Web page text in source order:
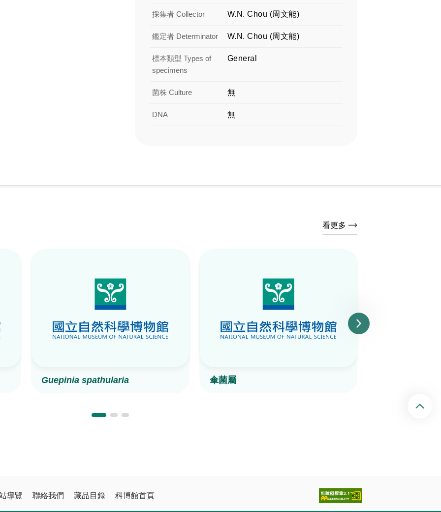
採集者 Collector W.N. Chou (周文能)
鑑定者 Determinator W.N. Chou (周文能)
標本類型 Types of
specimens
General
菌株 Culture 無
DNA 無
看更多
Guepinia spathularia 傘菌屬
導覽 聯絡我們 藏品目錄 科博館首頁
回頂端